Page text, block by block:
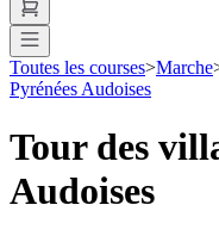
Toutes les courses>Marche
Pyrénées Audoises
Tour des
Audoises